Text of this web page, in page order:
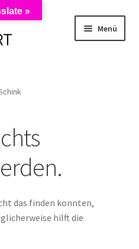
Menü
das finden konnten,
hilft die
»